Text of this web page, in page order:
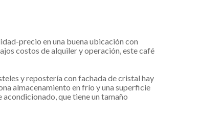
precio en una buena ubicación con
costos de alquiler y operación, este café
y repostería con fachada de cristal hay
almacenamiento en frío y una superficie
que tiene un tamaño